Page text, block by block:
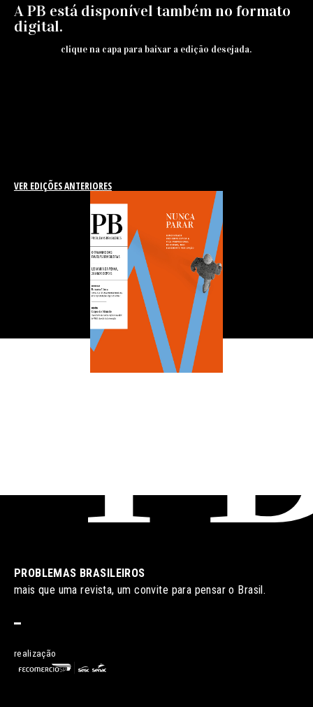
A PB está disponível também no formato
digital.
clique na capa para baixar a edição desejada.
VER EDIÇÕES ANTERIORES
PROBLEMAS BRASILEIROS
mais que uma revista, um convite para pensar o Brasil.
realização